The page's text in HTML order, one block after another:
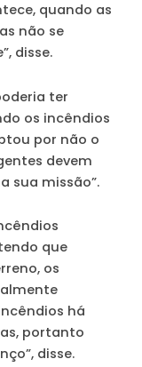
quando as
não se
, disse.
ter
os incêndios
por não o
devem
sua missão”.
que
os
há
portanto
disse.